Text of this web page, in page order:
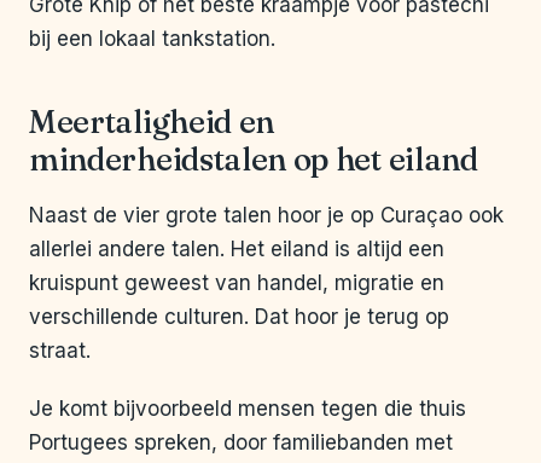
Grote Knip of het beste kraampje voor pastechi
bij een lokaal tankstation.
Meertaligheid en
minderheidstalen op het eiland
Naast de vier grote talen hoor je op Curaçao ook
allerlei andere talen. Het eiland is altijd een
kruispunt geweest van handel, migratie en
verschillende culturen. Dat hoor je terug op
straat.
Je komt bijvoorbeeld mensen tegen die thuis
Portugees spreken, door familiebanden met